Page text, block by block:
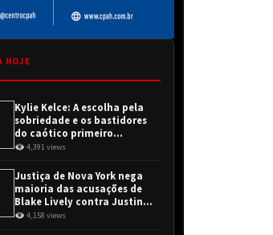
HOJE
Kylie Kelce: A escolha pela
sobriedade e os bastidores
do caótico primeiro
encontro
👁 4,391 views
Justiça de Nova York nega
maioria das acusações de
Blake Lively contra Justin
Baldoni
👁 4,158 views